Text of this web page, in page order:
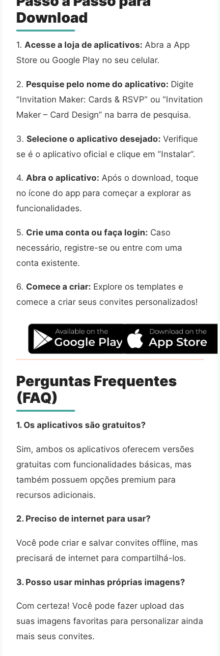
Download
1. Acesse a loja de aplicativos: Abra a App
Store ou Google Play no seu celular.
2. Pesquise pelo nome do aplicativo: Digite
“Invitation Maker: Cards & RSVP” ou “Invitation
Maker – Card Design” na barra de pesquisa.
3. Selecione o aplicativo desejado: Verifique
se é o aplicativo oficial e clique em “Instalar”.
4. Abra o aplicativo: Após o download, toque
no ícone do app para começar a explorar as
funcionalidades.
5. Crie uma conta ou faça login: Caso
necessário, registre-se ou entre com uma
conta existente.
6. Comece a criar: Explore os templates e
comece a criar seus convites personalizados!
Perguntas Frequentes
(FAQ)
1. Os aplicativos são gratuitos?
Sim, ambos os aplicativos oferecem versões
gratuitas com funcionalidades básicas, mas
também possuem opções premium para
recursos adicionais.
2. Preciso de internet para usar?
Você pode criar e salvar convites offline, mas
precisará de internet para compartilhá-los.
3. Posso usar minhas próprias imagens?
Com certeza! Você pode fazer upload das
suas imagens favoritas para personalizar ainda
mais seus convites.